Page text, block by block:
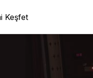
Keşfet